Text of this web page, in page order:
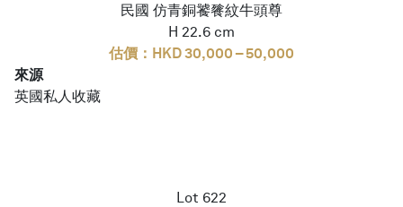
民國 仿青銅饕餮紋牛頭尊
H 22.6 cm
估價：HKD 30,000 – 50,000
來源
英國私人收藏
Lot 622